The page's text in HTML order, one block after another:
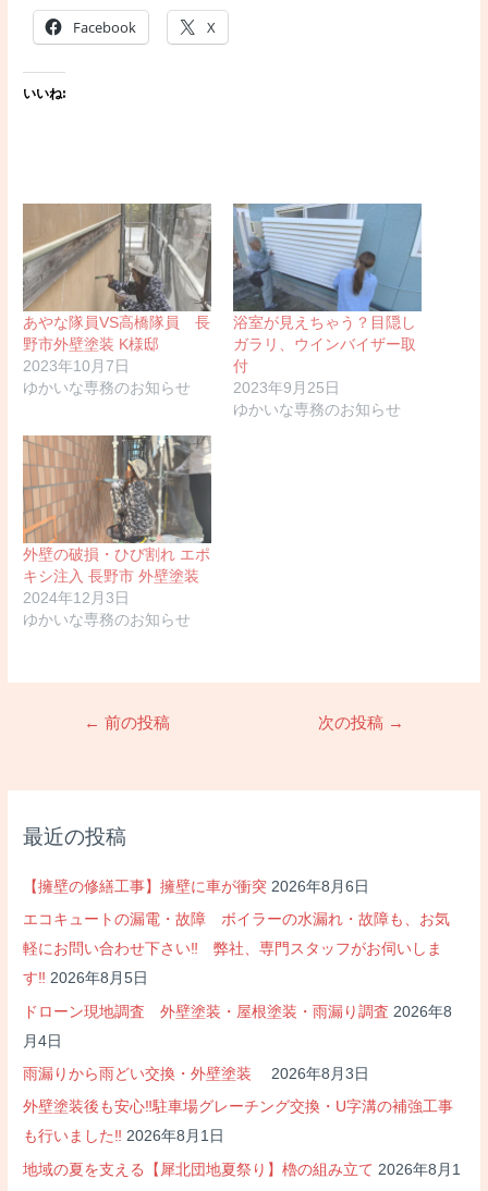
最近の投稿
【擁壁の修繕工事】擁壁に車が衝突 2026年8月6日
エコキュートの漏電・故障 ボイラーの水漏れ・故障も、お気
軽にお問い合わせ下さい‼ 弊社、専門スタッフがお伺いしま
す‼ 2026年8月5日
ドローン現地調査 外壁塗装・屋根塗装・雨漏り調査 2026年8
月4日
雨漏りから雨どい交換・外壁塗装 2026年8月3日
外壁塗装後も安心‼駐車場グレーチング交換・U字溝の補強工事
も行いました‼ 2026年8月1日
地域の夏を支える【犀北団地夏祭り】櫓の組み立て 2026年8月1
Facebook X
いいね:
あやな隊員VS高橋隊員 長
野市外壁塗装 K様邸
2023年10月7日
ゆかいな専務のお知らせ
浴室が見えちゃう？目隠し
ガラリ、ウインバイザー取
付
2023年9月25日
ゆかいな専務のお知らせ
外壁の破損・ひび割れ エポ
キシ注入 長野市 外壁塗装
2024年12月3日
ゆかいな専務のお知らせ
ゲ
シ
← 前の投稿 次の投稿 →